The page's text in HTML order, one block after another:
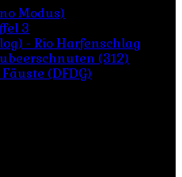
Modus)
3
- Rio Harfenschlag
(312)
(DFDG)